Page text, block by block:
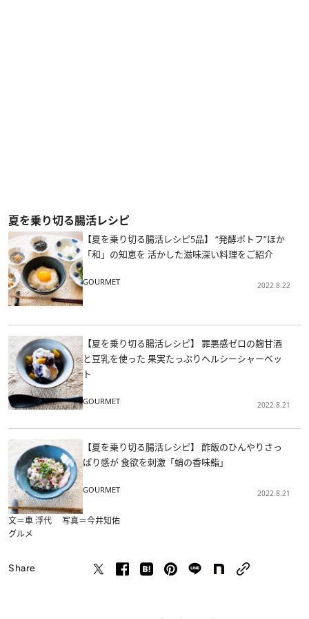
夏を乗り切る腸活レシピ
【夏を乗り切る腸活レシピ5品】 “発酵ポトフ”ほか
「和」の知恵を 活かした滋味深い料理をご紹介
GOURMET 2022.8.22
【夏を乗り切る腸活レシピ】 罪悪感ゼロの麹甘酒
と豆乳を使った 果実たっぷりヘルシーシャーベッ
ト
GOURMET 2022.8.21
【夏を乗り切る腸活レシピ】 酢飯のひんやりさっ
ぱり感が 食欲を刺激「蛸の香味鮨」
GOURMET 2022.8.21
文＝車 浮代 写真＝今井知佑
グルメ
Share